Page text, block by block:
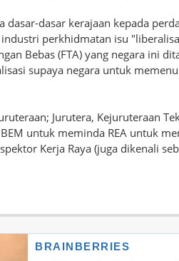
dasar kerajaan kepada
perkhidmatan isu
Bebas (FTA) yang negara ini
supaya negara untuk
Jurutera, Kejuruteraan
untuk meminda REA untuk
Kerja Raya (juga dikenali